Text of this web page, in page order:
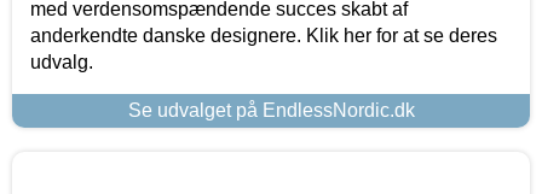
med verdensomspændende succes skabt af
anderkendte danske designere. Klik her for at se deres
udvalg.
Se udvalget på EndlessNordic.dk